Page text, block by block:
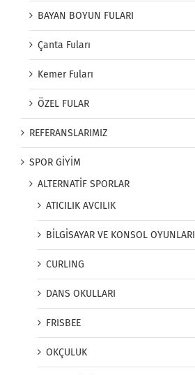
BAYAN BOYUN FULARI
Çanta Fuları
Kemer Fuları
ÖZEL FULAR
REFERANSLARIMIZ
SPOR GİYİM
ALTERNATİF SPORLAR
ATICILIK AVCILIK
BİLGİSAYAR VE KONSOL OYUNLARI
CURLING
DANS OKULLARI
FRISBEE
OKÇULUK